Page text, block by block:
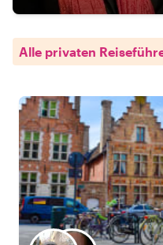
Alle privaten